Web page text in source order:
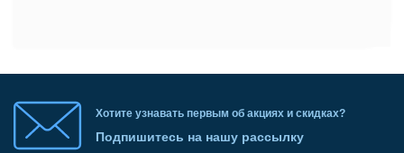
Хотите узнавать первым об акциях и скидках?
Подпишитесь на нашу рассылку